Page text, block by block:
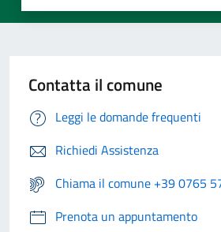
Contatta il comune
Leggi le domande frequenti
Richiedi Assistenza
Chiama il comune +39 0765
Prenota un appuntamento